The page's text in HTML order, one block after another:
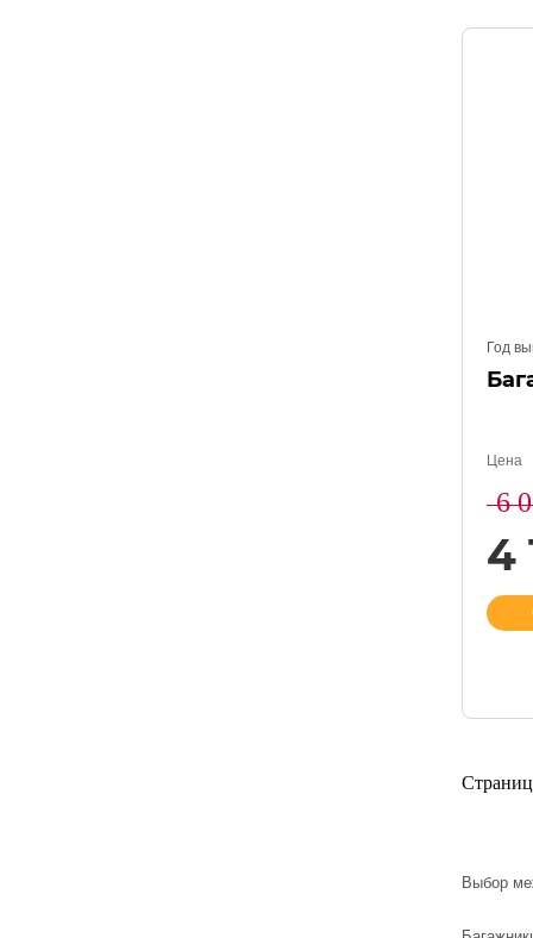
Год
Цена
6
4
Выбор